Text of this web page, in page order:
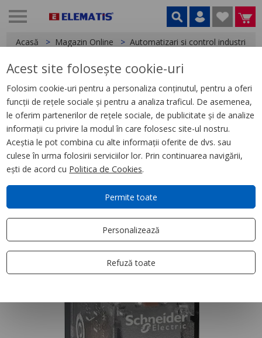
Acasă Magazin Online Automatizari si control industrial
< Relee
Releu Ambrosabil de Interfata,
Zelio Rxg, 1 C/O Transparent,
230 V Ca, 10 A
Acest site folosește cookie-uri
Folosim cookie-uri pentru a personaliza conținutul, pentru a oferi
funcții de rețele sociale și pentru a analiza traficul. De asemenea,
le oferim partenerilor de rețele sociale, de publicitate și de analize
informații cu privire la modul în care folosesc site-ul nostru.
Aceștia le pot combina cu alte informații oferite de dvs. sau
culese în urma folosirii serviciilor lor. Prin continuarea navigării,
ești de acord cu Politica de Cookies.
Permite toate
Personalizează
Refuză toate